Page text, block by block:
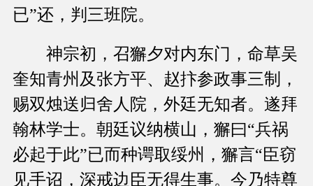
已”还，判三班院。
神宗初，召獬夕对内东门，命草吴
奎知青州及张方平、赵抃参政事三制，
赐双烛送归舍人院，外廷无知者。遂拜
翰林学士。朝廷议纳横山，獬曰“兵祸
必起于此”已而种谔取绥州，獬言“臣窃
见手诏，深戒边臣无得生事。今乃特尊